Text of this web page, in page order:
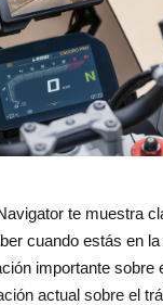
te muestra
cuando estás en
importante sobre
actual sobre el